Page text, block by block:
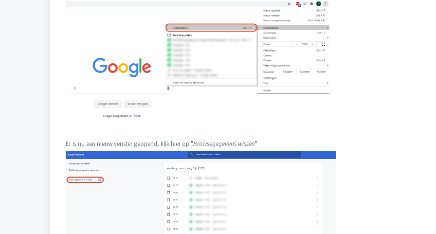
Er is nu een nieuw venster geopend, klik hier op "Browsegegevens wissen"